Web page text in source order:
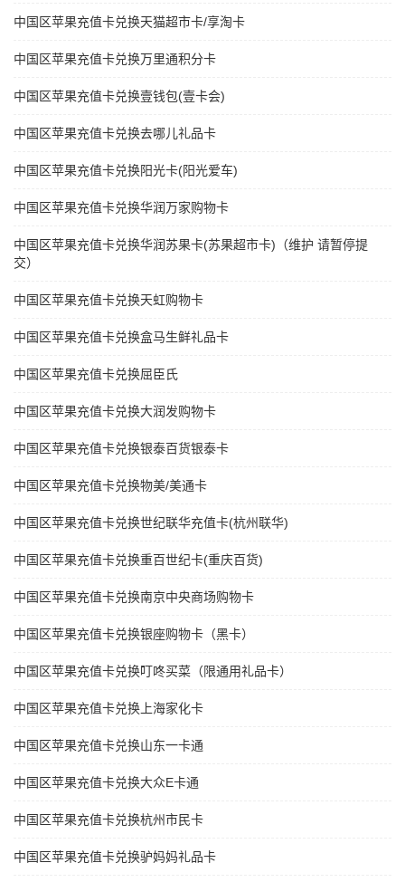
中国区苹果充值卡兑换天猫超市卡/享淘卡
中国区苹果充值卡兑换万里通积分卡
中国区苹果充值卡兑换壹钱包(壹卡会)
中国区苹果充值卡兑换去哪儿礼品卡
中国区苹果充值卡兑换阳光卡(阳光爱车)
中国区苹果充值卡兑换华润万家购物卡
中国区苹果充值卡兑换华润苏果卡(苏果超市卡)（维护 请暂停提
交）
中国区苹果充值卡兑换天虹购物卡
中国区苹果充值卡兑换盒马生鲜礼品卡
中国区苹果充值卡兑换屈臣氏
中国区苹果充值卡兑换大润发购物卡
中国区苹果充值卡兑换银泰百货银泰卡
中国区苹果充值卡兑换物美/美通卡
中国区苹果充值卡兑换世纪联华充值卡(杭州联华)
中国区苹果充值卡兑换重百世纪卡(重庆百货)
中国区苹果充值卡兑换南京中央商场购物卡
中国区苹果充值卡兑换银座购物卡（黑卡）
中国区苹果充值卡兑换叮咚买菜（限通用礼品卡）
中国区苹果充值卡兑换上海家化卡
中国区苹果充值卡兑换山东一卡通
中国区苹果充值卡兑换大众E卡通
中国区苹果充值卡兑换杭州市民卡
中国区苹果充值卡兑换驴妈妈礼品卡